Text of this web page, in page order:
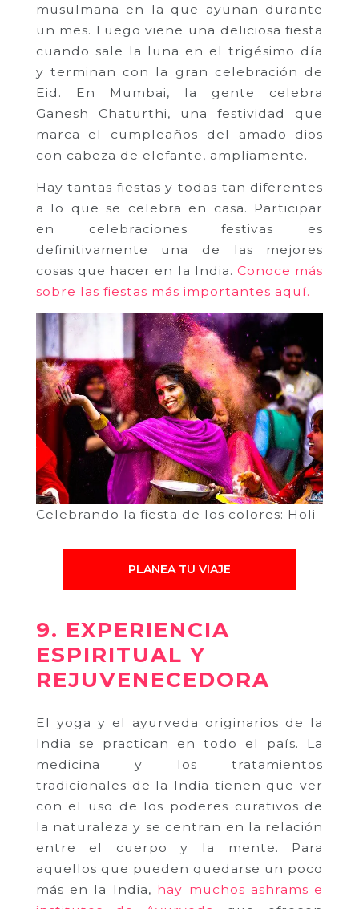
musulmana en la que ayunan durante
un mes. Luego viene una deliciosa fiesta
cuando sale la luna en el trigésimo día
y terminan con la gran celebración de
Eid. En Mumbai, la gente celebra
Ganesh Chaturthi, una festividad que
marca el cumpleaños del amado dios
con cabeza de elefante, ampliamente.
Hay tantas fiestas y todas tan diferentes
a lo que se celebra en casa. Participar
en celebraciones festivas es
definitivamente una de las mejores
cosas que hacer en la India. Conoce más
sobre las fiestas más importantes aquí.
Celebrando la fiesta de los colores: Holi
PLANEA TU VIAJE
9. EXPERIENCIA
ESPIRITUAL Y
REJUVENECEDORA
El yoga y el ayurveda originarios de la
India se practican en todo el país. La
medicina y los tratamientos
tradicionales de la India tienen que ver
con el uso de los poderes curativos de
la naturaleza y se centran en la relación
entre el cuerpo y la mente. Para
aquellos que pueden quedarse un poco
más en la India, hay muchos ashrams e